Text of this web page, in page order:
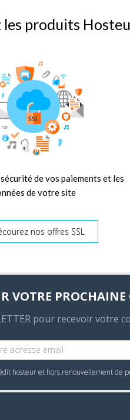
les produits
de vos paiements et les
de votre site
nos offres SSL
VOTRE
pour recevoir votre
hosteur et hors renouvellement de